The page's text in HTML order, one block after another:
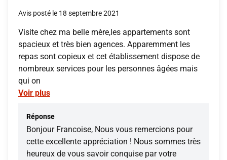
Avis posté le 18 septembre 2021
Visite chez ma belle mère,les appartements sont
spacieux et très bien agences. Apparemment les
repas sont copieux et cet établissement dispose de
nombreux services pour les personnes âgées mais
qui on
Voir plus
Réponse
Bonjour Francoise, Nous vous remercions pour
cette excellente appréciation ! Nous sommes très
heureux de vous savoir conquise par votre